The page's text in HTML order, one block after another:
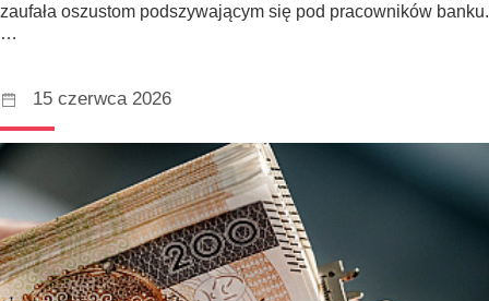
zaufała oszustom podszywającym się pod pracowników banku.
…
15 czerwca 2026